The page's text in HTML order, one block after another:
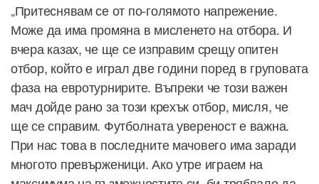
„Притеснявам се от по-голямото напрежение.
Може да има промяна в мисленето на отбора. И
вчера казах, че ще се изправим срещу опитен
отбор, който е играл две години поред в груповата
фаза на евротурнирите. Въпреки че този важен
мач дойде рано за този крехък отбор, мисля, че
ще се справим. Футболната увереност е важна.
При нас това в последните мачовего има заради
многото превърженици. Ако утре играем на